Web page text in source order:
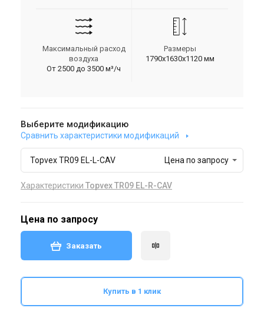
Максимальный расход
воздуха
От 2500 до 3500 м³/ч
Размеры
1790х1630х1120 мм
Выберите модификацию
Сравнить характеристики модификаций
Topvex TR09 EL-L-CAV Цена по запросу
Характеристики Topvex TR09 EL-R-CAV
Цена по запросу
Заказать
Купить в 1 клик